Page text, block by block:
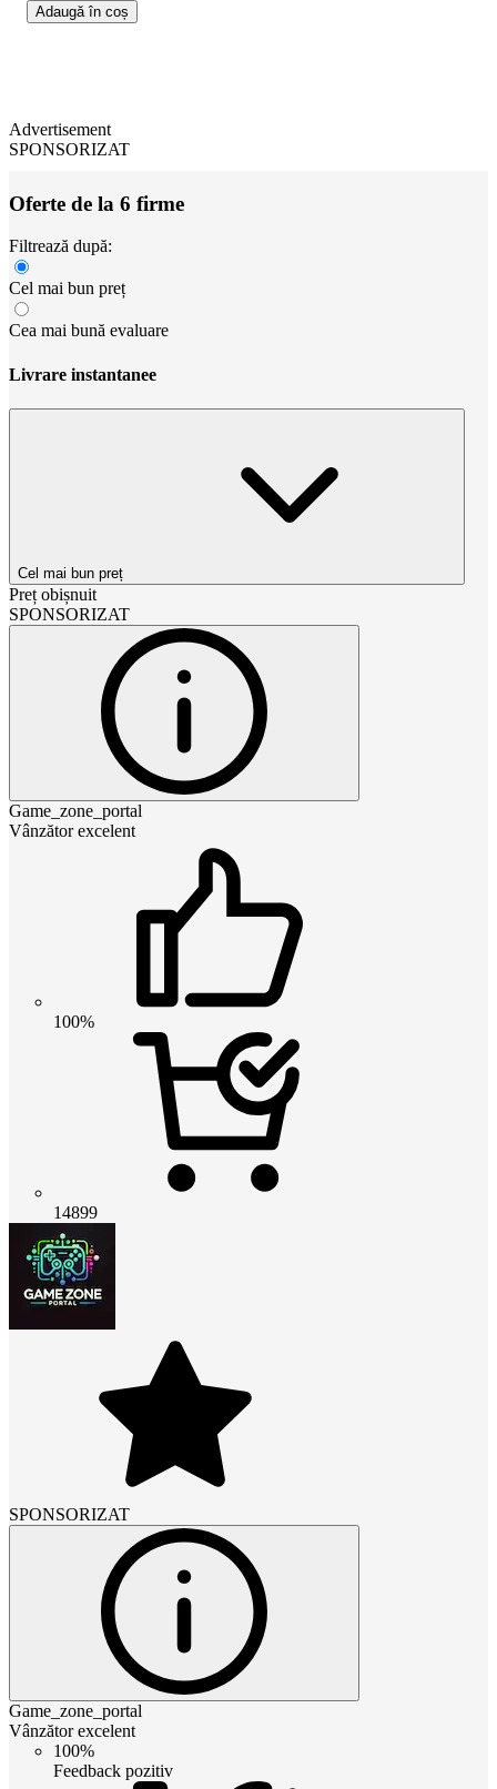
Adaugă în coș
Advertisement
SPONSORIZAT
Oferte de la 6 firme
Filtrează după:
Cel mai bun preț
Cea mai bună evaluare
Livrare instantanee
Cel mai bun preț
Preț obișnuit
SPONSORIZAT
Game_zone_portal
Vânzător excelent
100%
14899
SPONSORIZAT
Game_zone_portal
Vânzător excelent
100%
Feedback pozitiv